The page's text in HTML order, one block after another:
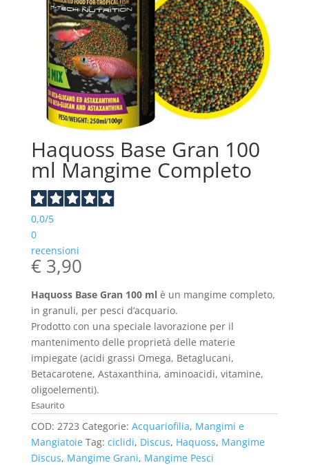
Haquoss Base Gran 100
ml Mangime Completo
0,0/5
0
recensioni
€3,90
Haquoss Base Gran 100 ml è un mangime completo,
in granuli, per pesci d’acquario.
Prodotto con una speciale lavorazione per il
mantenimento delle proprietà delle materie
impiegate (acidi grassi Omega, Betaglucani,
Betacarotene, Astaxanthina, aminoacidi, vitamine,
oligoelementi).
Esaurito
COD: 2723 Categorie: Acquariofilia, Mangimi e
Mangiatoie Tag: ciclidi, Discus, Haquoss, Mangime
Discus, Mangime Grani, Mangime Pesci